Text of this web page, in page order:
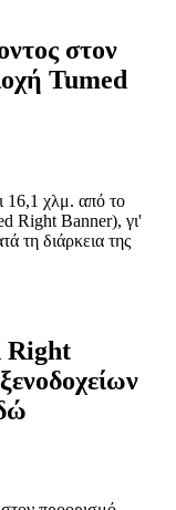
στον
Tumed
16,1 χλμ. από το
Right Banner), γι'
τη διάρκεια της
Right